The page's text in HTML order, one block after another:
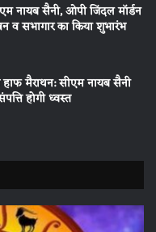
नायब सैनी, ओपी जिंदल मॉर्डन
व सभागार का किया शुभारंभ
हाफ मैराथन: सीएम नायब सैनी
होगी ध्वस्त